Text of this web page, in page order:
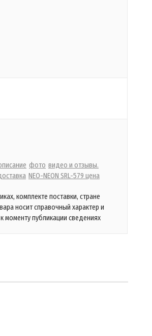
фото видео и отзывы.
NEO-NEON SRL-579 цена
комплекте поставки, стране
носит справочный характер и
моменту публикации сведениях